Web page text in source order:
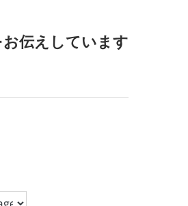
伝えしています